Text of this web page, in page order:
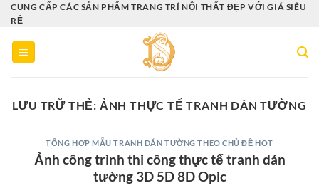
Bỏ
qua
nội
dung
CUNG CẤP CÁC SẢN PHẨM TRANG TRÍ NỘI THẤT ĐẸP VỚI GIÁ SIÊU
RẺ
LƯU TRỮ THẺ: ẢNH THỰC TẾ TRANH DÁN TƯỜNG
TỔNG HỢP MẪU TRANH DÁN TƯỜNG THEO CHỦ ĐỀ HOT
Ảnh công trình thi công thực tế tranh dán
tường 3D 5D 8D Opic